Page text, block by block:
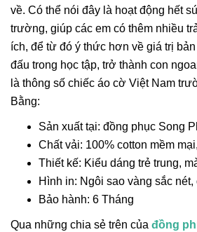
về. Có thể nói đây là hoạt động hết
trường, giúp các em có thêm nhiều
ích, để từ đó ý thức hơn về giá trị
đấu trong học tập, trở thành con
là thông số chiếc áo cờ Việt Nam
Bằng:
Sản xuất tại: đồng phục Song
Chất vải: 100% cotton mềm
Thiết kế: Kiểu dáng trẻ trung,
Hình in: Ngôi sao vàng sắc
Bảo hành: 6 Tháng
Qua những chia sẻ trên của đồng